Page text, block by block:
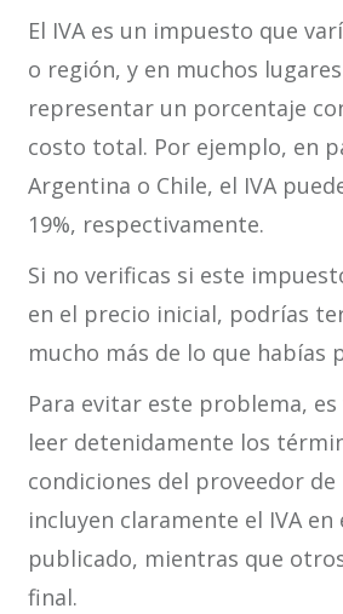
El IVA es un impuesto que
o región, y en muchos
representar un porcentaje
costo total. Por ejemplo, en
Argentina o Chile, el IVA
19%, respectivamente.
Si no verificas si este
en el precio inicial, podrías
mucho más de lo que habías
Para evitar este problema,
leer detenidamente los
condiciones del proveedor
incluyen claramente el IVA en
publicado, mientras que
final.